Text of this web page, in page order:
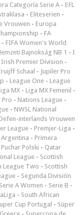
Categoría Serie A - EFL
- Eliteserien -
Vrouwen - Europa
- FA
- FIFA Women's World
Bajnokság NB 1 - I
Irish Premier Division -
Schaal - Jupiler Pro
- League One - League
MX - Liga MX Femenil -
Pro - Nations League -
- NWSL National
interlands Vrouwen
League - Premjer-Liga -
- Primera
Puchar Polski - Qatar
League - Scottish
League Two - Scottish
- Segunda División
Serie A Women - Serie B -
- South African
Cup Portugal - Süper